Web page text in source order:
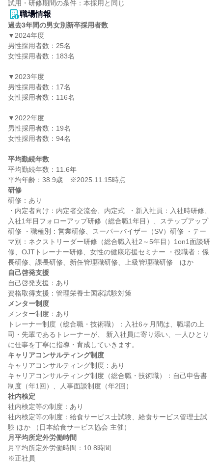
職場情報
過去3年間の男女別新卒採用者数
▼2024年度
男性採用者数：25名
女性採用者数：183名
▼2023年度
男性採用者数：17名
女性採用者数：116名
▼2022年度
男性採用者数：19名
女性採用者数：94名
平均勤続年数
平均勤続年数：11.6年
研修
研修：あり
・内定者向け：内定者交流会、内定式  ・新入社員：入社時研修、
入社1年目フォローアップ研修（総合職1年目）、ステップアップ
研修 ・職種別：営業研修、スーパーバイザー（SV）研修 ・テー
マ別：ネクストリーダー研修（総合職入社2～5年目）1on1面談研
修、OJTトレーナー研修、女性の健康応援セミナー ・役職者：係
自己啓発支援
自己啓発支援：あり
メンター制度
メンター制度：あり
トレーナー制度（総合職・技術職）：入社6ヶ月間は、職場の上
司・先輩であるトレーナーが、 新入社員に寄り添い、一人ひとり
キャリアコンサルティング制度
キャリアコンサルティング制度：あり
キャリアコンサルティング制度（総合職・技術職）：自己申告書
社内検定
社内検定等の制度：あり
社内検定等の制度：給食サービス士試験、給食サービス管理士試
月平均所定外労働時間
月平均所定外労働時間：10.8時間